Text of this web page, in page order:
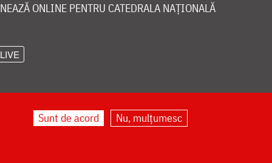
ONLINE PENTRU CATEDRALA NAȚIONALĂ
LIVE
Sunt de acord Nu, mulțumesc